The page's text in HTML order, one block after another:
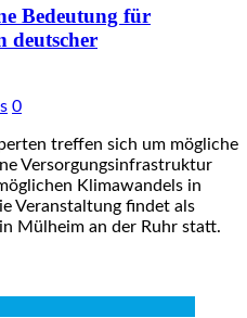
Bedeutung für
deutscher
0
treffen sich um mögliche
Versorgungsinfrastruktur
Klimawandels in
Veranstaltung findet als
Mülheim an der Ruhr statt.